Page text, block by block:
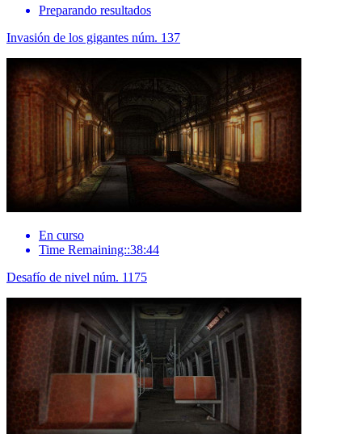
Preparando resultados
Invasión de los gigantes núm. 137
En curso
Time Remaining::38:44
Desafío de nivel núm. 1175